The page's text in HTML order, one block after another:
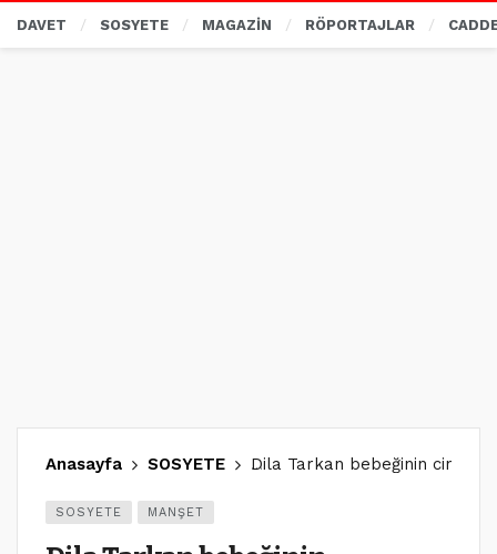
DAVET SOSYETE MAGAZİN RÖPORTAJLAR
Anasayfa SOSYETE Dila Tarkan bebeğinin
SOSYETE MANŞET